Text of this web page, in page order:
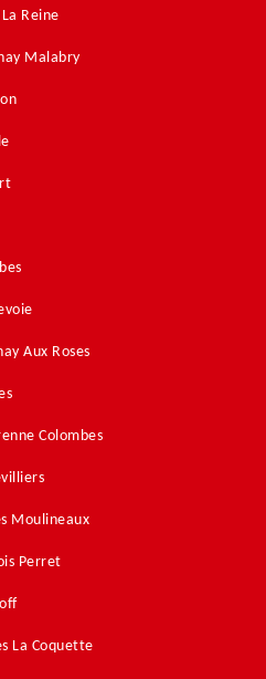
Reine
Malabry
Aux Roses
Colombes
Moulineaux
Perret
La Coquette